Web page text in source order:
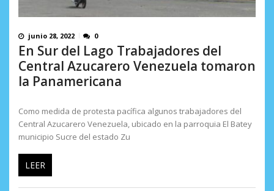
junio 28, 2022 0
En Sur del Lago Trabajadores del
Central Azucarero Venezuela tomaron
la Panamericana
Como medida de protesta pacífica algunos trabajadores del
Central Azucarero Venezuela, ubicado en la parroquia El Batey
municipio Sucre del estado Zu
LEER